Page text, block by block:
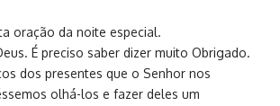
oração da noite especial.
É preciso saber dizer muito Obrigado.
dos presentes que o Senhor nos
olhá-los e fazer deles um